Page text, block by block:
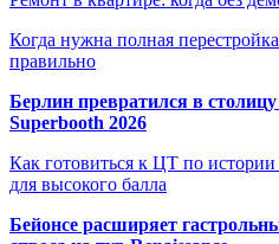
Когда нужна полная
правильно
Берлин превратился в столицу
Superbooth 2026
Как готовиться к ЦТ по
для высокого балла
Бейонсе расширяет